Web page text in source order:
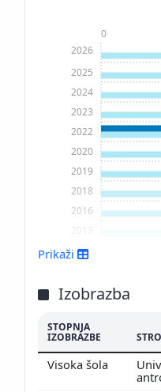
2016
2018
2019
2020
2022
2023
2024
2025
2026
0
Prikaži
Izobrazba
STOPNJA
IZOBRAZBE
Visoka šola